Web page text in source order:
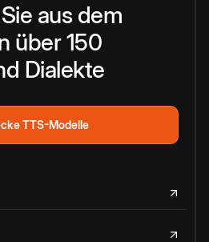
aus dem
über 150
Dialekte
TTS-Modelle